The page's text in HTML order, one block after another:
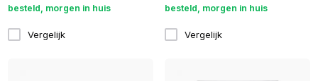
besteld, morgen in huis
Vergelijk
besteld, morgen in huis
Vergelijk